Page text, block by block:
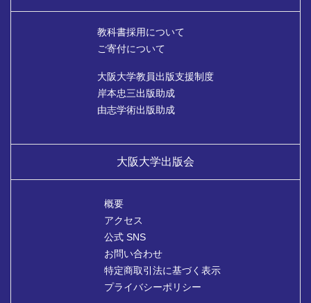
教科書採用について
ご寄付について
大阪大学教員出版支援制度
岸本忠三出版助成
由志学術出版助成
大阪大学出版会
概要
アクセス
公式 SNS
お問い合わせ
特定商取引法に基づく表示
プライバシーポリシー